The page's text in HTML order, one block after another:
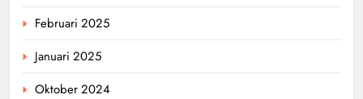
Februari 2025
Januari 2025
Oktober 2024